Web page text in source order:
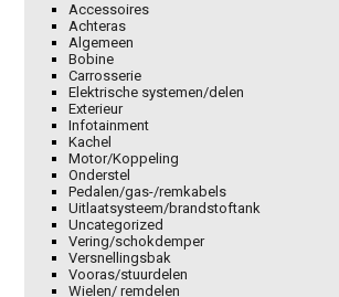
Accessoires
Achteras
Algemeen
Bobine
Carrosserie
Elektrische systemen/delen
Exterieur
Infotainment
Kachel
Motor/Koppeling
Onderstel
Pedalen/gas-/remkabels
Uitlaatsysteem/brandstoftank
Uncategorized
Vering/schokdemper
Versnellingsbak
Vooras/stuurdelen
Wielen/ remdelen